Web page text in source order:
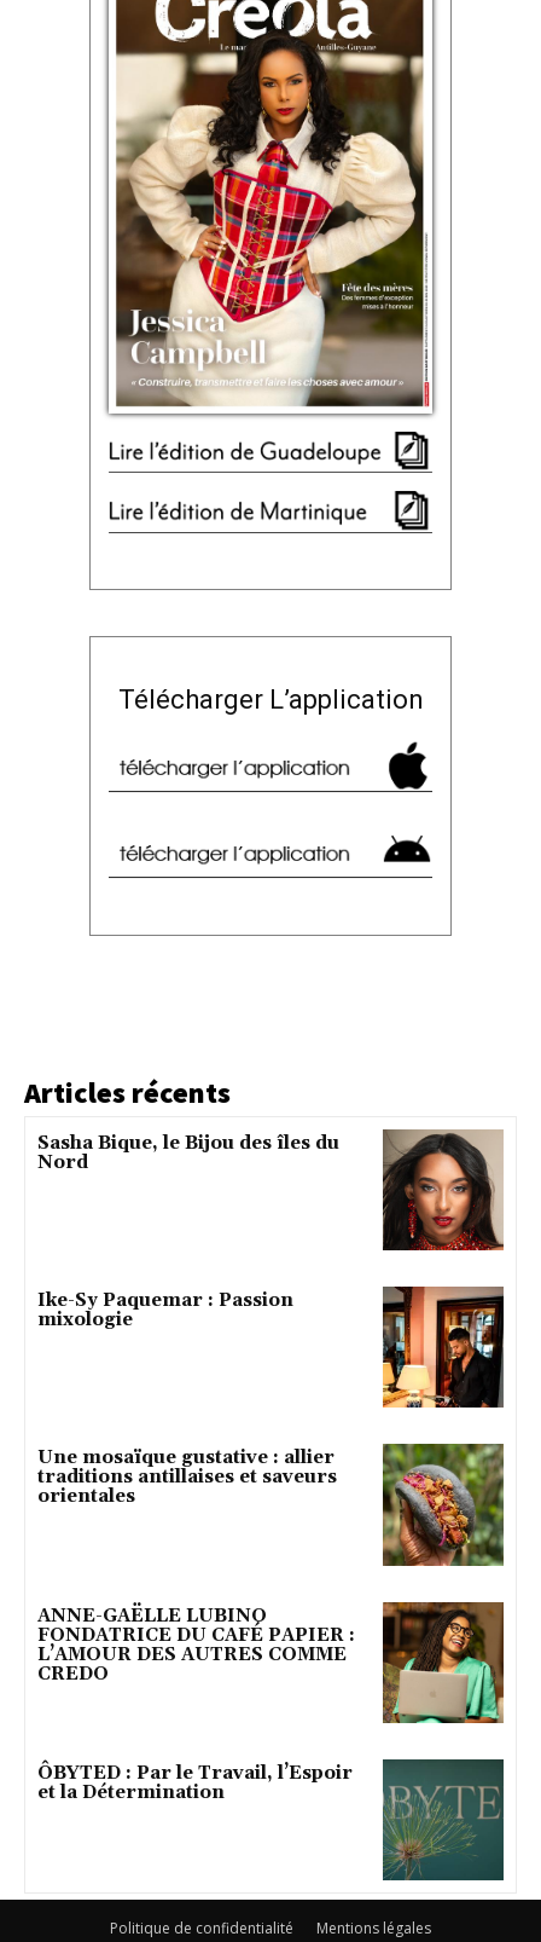
Télécharger L’application
Articles récents
Sasha Bique, le Bijou des îles du
Nord
Ike-Sy Paquemar : Passion
mixologie
Une mosaïque gustative : allier
traditions antillaises et saveurs
orientales
ANNE-GAËLLE LUBINO
FONDATRICE DU CAFÉ PAPIER :
L’AMOUR DES AUTRES COMME
CREDO
ÔBYTED : Par le Travail, l’Espoir
et la Détermination
Politique de confidentialité Mentions légales